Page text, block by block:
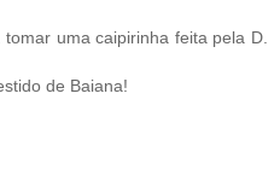
uma caipirinha feita pela D.
de Baiana!